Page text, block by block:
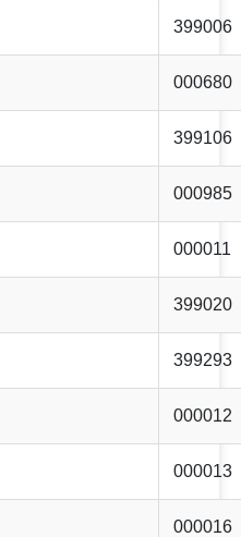
399006
000680
399106
000985
000011
399020
399293
000012
000013
000016